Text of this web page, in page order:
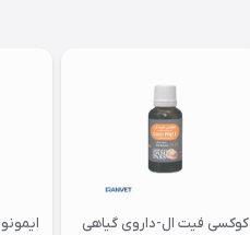
کوکسی فیت ال-داروی گیاهی